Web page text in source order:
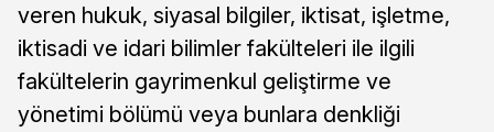
veren hukuk, siyasal bilgiler, iktisat, işletme,
iktisadi ve idari bilimler fakülteleri ile ilgili
fakültelerin gayrimenkul geliştirme ve
yönetimi bölümü veya bunlara denkliği